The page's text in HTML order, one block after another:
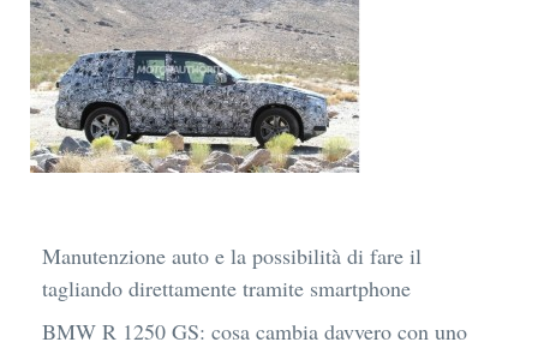
Manutenzione auto e la possibilità di fare il
tagliando direttamente tramite smartphone
BMW R 1250 GS: cosa cambia davvero con uno